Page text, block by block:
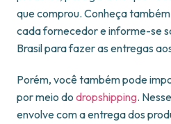
que comprou. Conheça
cada fornecedor e informe-se
Brasil para fazer as entregas
Porém, você também pode
por meio do dropshipping.
envolve com a entrega dos